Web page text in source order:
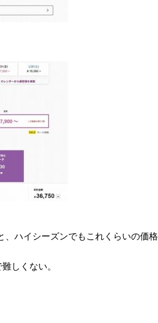
、ハイシーズンでもこれくらいの価格
しくない。